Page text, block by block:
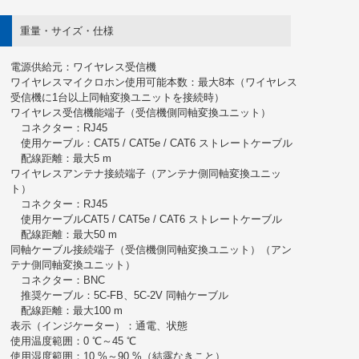
重量・サイズ・仕様
電源供給元：ワイヤレス受信機
ワイヤレスマイクロホン使用可能本数：最大8本（ワイヤレス
受信機に1台以上同軸変換ユニットを接続時）
ワイヤレス受信機能端子（受信機側同軸変換ユニット）
コネクター：RJ45
使用ケーブル：CAT5 / CAT5e / CAT6 ストレートケーブル
配線距離：最大5 m
ワイヤレスアンテナ接続端子（アンテナ側同軸変換ユニッ
ト）
コネクター：RJ45
使用ケーブルCAT5 / CAT5e / CAT6 ストレートケーブル
配線距離：最大50 m
同軸ケーブル接続端子（受信機側同軸変換ユニット）（アン
テナ側同軸変換ユニット）
コネクター：BNC
推奨ケーブル：5C-FB、5C-2V 同軸ケーブル
配線距離：最大100 m
表示（インジケーター）：通電、状態
使用温度範囲：0 ℃～45 ℃
使用湿度範囲：10 %～90 %（結露なきこと）